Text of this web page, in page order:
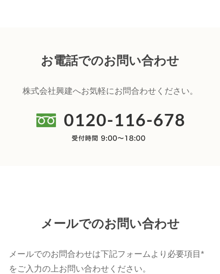
お電話でのお問い合わせ
株式会社興建へお気軽にお問合わせください。
メールでのお問い合わせ
メールでのお問合わせは下記フォームより必要項目*
をご入力の上お問い合わせください。